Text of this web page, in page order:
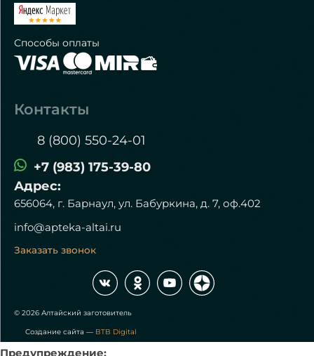
Способы оплаты
Контакты
8 (800) 550-24-01
+7 (983) 175-39-80
Адрес:
656064, г. Барнаул, ул. Бабуркина, д. 7, оф.402
info@apteka-altai.ru
Заказать звонок
© 2026 Алтайский заготовитель
Создание сайта — BTB Digital
Предупреждение: